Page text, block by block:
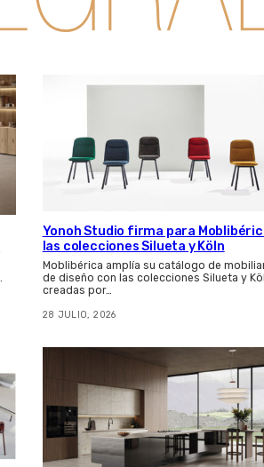
Yonoh Studio firma para
las colecciones Silueta y Köln
Moblibérica amplía su catálogo de
de diseño con las colecciones Silueta y
creadas por…
28 JULIO, 2026